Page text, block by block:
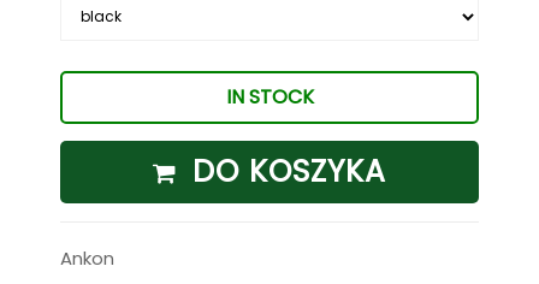
IN STOCK
DO KOSZYKA
Ankon